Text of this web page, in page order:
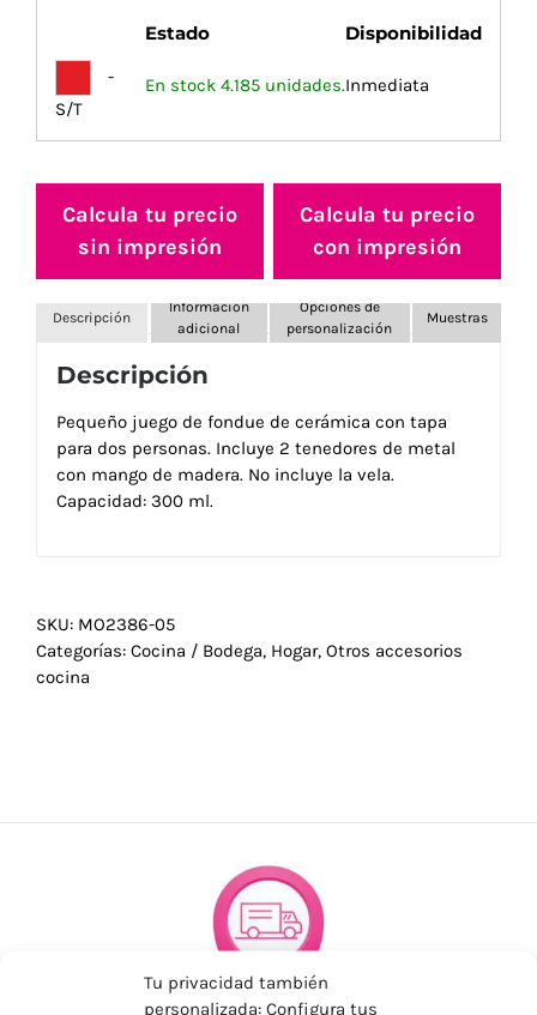
Tu privacidad también
personalizada: Configura tus
Estado Disponibilidad
-
S/T
En stock 4.185 unidades.Inmediata
Calcula tu precio
sin impresión
Calcula tu precio
con impresión
Descripción
Información
adicional
Opciones de
personalización
Muestras
Descripción
Pequeño juego de fondue de cerámica con tapa
para dos personas. Incluye 2 tenedores de metal
con mango de madera. No incluye la vela.
Capacidad: 300 ml.
SKU: MO2386-05
Categorías: Cocina / Bodega, Hogar, Otros accesorios
cocina